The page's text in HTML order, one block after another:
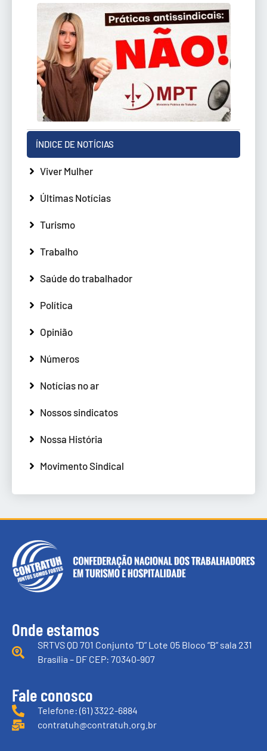
ÍNDICE DE NOTÍCIAS
Viver Mulher
Últimas Notícias
Turismo
Trabalho
Saúde do trabalhador
Política
Opinião
Números
Notícias no ar
Nossos sindicatos
Nossa História
Movimento Sindical
Onde estamos
SRTVS QD 701 Conjunto “D” Lote 05 Bloco “B” sala 231
Brasília – DF CEP: 70340-907
Fale conosco
Telefone: (61) 3322-6884
contratuh@contratuh.org.br